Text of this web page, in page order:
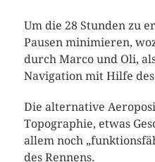
Um die 28 Stunden zu
Pausen minimieren,
durch Marco und Oli,
Navigation mit Hilfe
Die alternative
Topographie, etwas
allem noch
des Rennens.